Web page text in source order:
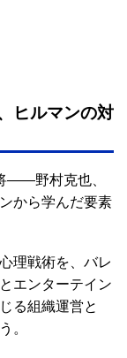
ヒルマンの対
――野村克也、
から学んだ要素
理戦術を、バレ
エンターテイン
る組織運営と
。